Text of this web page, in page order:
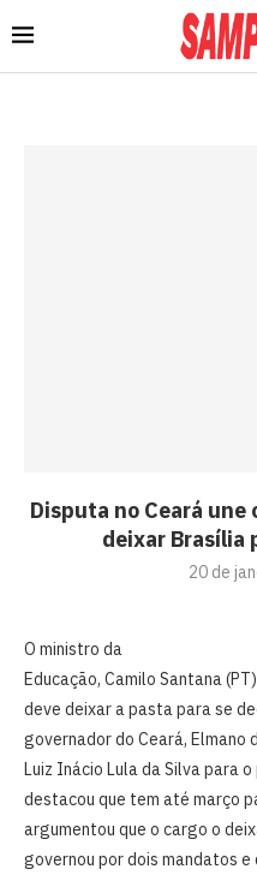
Disputa no Ceará une
deixar Brasília
20 de
O ministro da
Educação, Camilo Santana
deve deixar a pasta para se
governador do Ceará, Elmano
Luiz Inácio Lula da Silva para
destacou que tem até março
argumentou que o cargo o
governou por dois mandatos